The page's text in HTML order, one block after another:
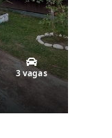
3 vagas